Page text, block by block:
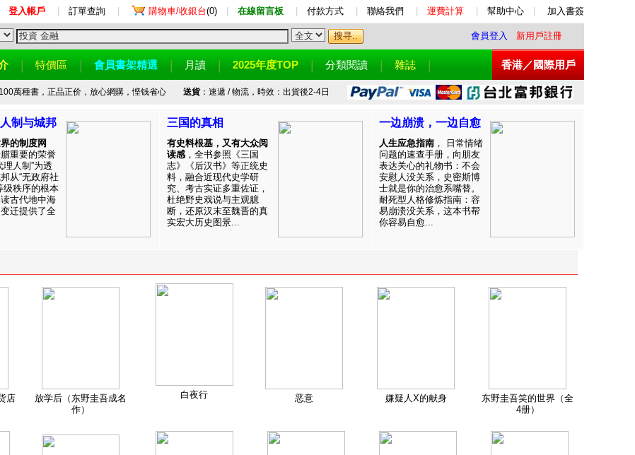
登入帳戶 訂單查詢 購物車/收銀台(0) 在線留言板 付款方式 聯絡我們 運費計算 幫助中心 加入書簽
會員登入 新用戶註冊
特價區 會員書架精選 月讀 2025年度TOP 分類閱讀 雜誌 香港／國際用戶
萬種書，正品正价，放心網購，悭钱省心 送貨：速遞 / 物流，時效：出貨後2-4日
制与城邦
的制度网
腊重要的荣誉
理人制”为透
从“无政府社
级秩序的根本
古代地中海
迁提供了全
三国的真相
有史料根基，又有大众阅
读感 ，全书参照《三国
志》《后汉书》等正统史
料，融合近现代史学研
究、考古实证多重佐证，
杜绝野史戏说与主观臆
断，还原汉末至魏晋的真
实宏大历史图景...
一边崩溃，一边自愈
人生应急指南 ， 日常情绪
问题的速查手册，向朋友
表达关心的礼物书：不会
安慰人没关系，史密斯博
士就是你的治愈系嘴替。
耐死型人格修炼指南：容
易崩溃没关系，这本书帮
你容易自愈...
店
放学后（东野圭吾成名
作）
白夜行 恶意 嫌疑人X的献身
东野圭吾笑的世界（全
4册）